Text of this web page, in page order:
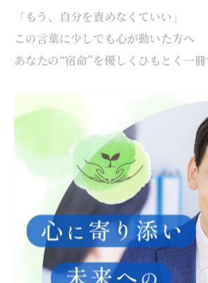
「もう、自分を責めなくていい」
この言葉に少しでも心が動いた方へ
あなたの“宿命”を優しくひもとく一
ぜひこちらからご覧ください
“取扱説明書 』
ライデザ
住所 : 岐阜県羽島市
電話番号 :090-5856-4815